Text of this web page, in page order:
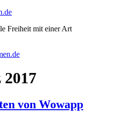
Freiheit mit einer Art
von Wowapp